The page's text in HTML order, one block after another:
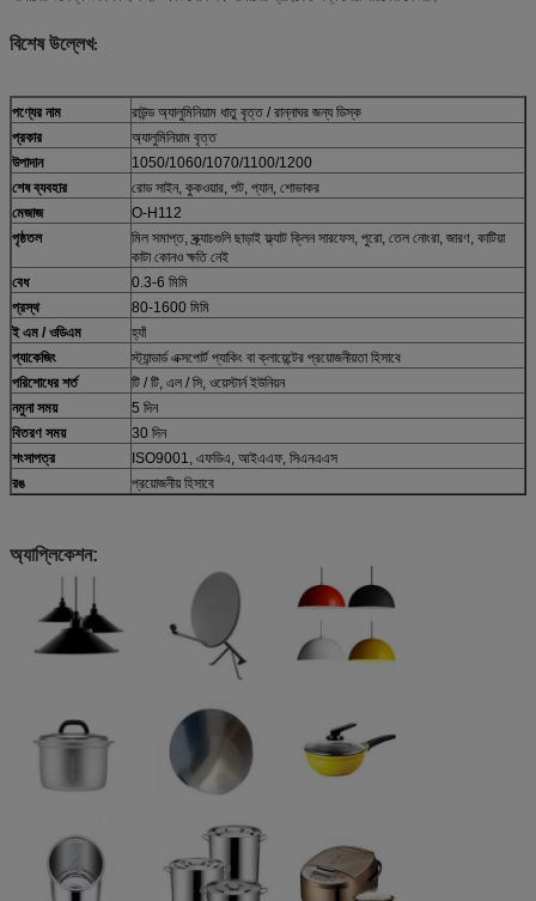
বিশেষ উল্লেখ:
পণ্যের নাম
রাউন্ড অ্যালুমিনিয়াম ধাতু বৃত্ত / রান্নাঘর জন্য ডিস্ক
প্রকার
অ্যালুমিনিয়াম বৃত্ত
উপাদান
1050/1060/1070/1100/1200
শেষ ব্যবহার
রোড সাইন, কুকওয়ার, পট, প্যান, শোভাকর
মেজাজ
O-H112
পৃষ্ঠতল
মিল সমাপ্ত, স্ক্র্যাচগুলি ছাড়াই ফ্ল্যাট ক্লিন সারফেস, পুরো, তেল নোংরা, জারণ, কাটিয়া
কাটা কোনও ক্ষতি নেই
বেধ
0.3-6 মিমি
প্রস্থ
80-1600 মিমি
ই এম / ওডিএম
হ্যাঁ
প্যাকেজিং
স্ট্যান্ডার্ড এক্সপোর্ট প্যাকিং বা ক্লায়েন্টের প্রয়োজনীয়তা হিসাবে
পরিশোধের শর্ত
টি / টি, এল / সি, ওয়েস্টার্ন ইউনিয়ন
নমুনা সময়
5 দিন
বিতরণ সময়
30 দিন
শংসাপত্র
ISO9001, এফডিএ, আইএএফ, সিএনএএস
রঙ
প্রয়োজনীয় হিসাবে
অ্যাপ্লিকেশন: